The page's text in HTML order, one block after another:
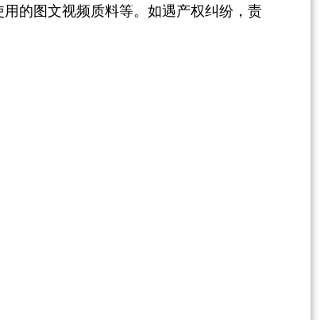
的图文视频质料等。如遇产权纠纷，责